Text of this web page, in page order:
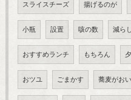
スライスチーズ 揚げるのが
小瓶 設置 咳の数 減ら
おすすめランチ もちろん
おツユ ごまかす 蕎麦がお